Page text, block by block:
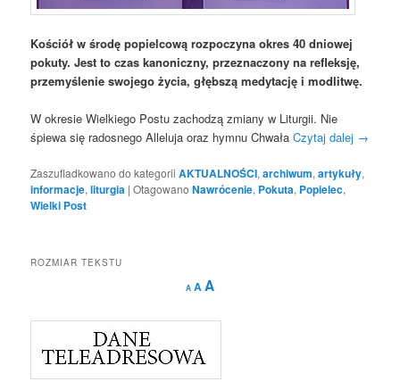
Kościół w środę popielcową rozpoczyna okres 40 dniowej
pokuty. Jest to czas kanoniczny, przeznaczony na refleksję,
przemyślenie swojego życia, głębszą medytację i modlitwę.
W okresie Wielkiego Postu zachodzą zmiany w Liturgii. Nie
śpiewa się radosnego Alleluja oraz hymnu ChwałaCzytaj dalej →
Zaszufladkowano do kategorii AKTUALNOŚCI,archiwum,artykuły,
informacje,liturgia |Otagowano Nawrócenie, Pokuta, Popielec,
Wielki Post
ROZMIAR TEKSTU
A
Decrease
font
A Reset
AIncrease